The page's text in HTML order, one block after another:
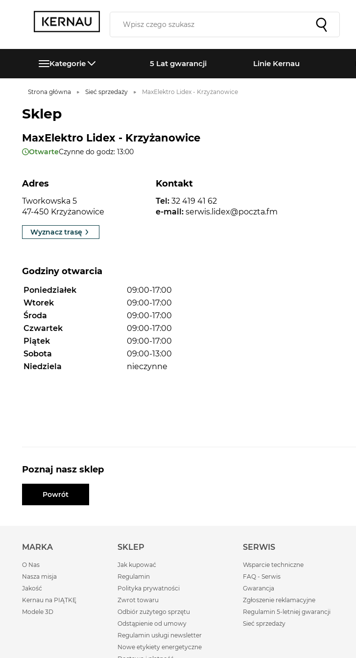
Kategorie 5 Lat gwarancji Linie Kernau
Strona główna Sieć sprzedaży MaxElektro Lidex - Krzyżanowice
Sklep
MaxElektro Lidex - Krzyżanowice
OtwarteCzynne do godz: 13:00
Adres
Tworkowska 5
47-450 Krzyżanowice
Wyznacz trasę
Kontakt
Tel: 32 419 41 62
e-mail: serwis.lidex@poczta.fm
Godziny otwarcia
Poniedziałek
09:00-17:00
Wtorek
09:00-17:00
Środa
09:00-17:00
Czwartek
09:00-17:00
Piątek
09:00-17:00
Sobota
09:00-13:00
Niedziela
nieczynne
Poznaj nasz sklep
Powrót
MARKA
O Nas
Nasza misja
Jakość
Kernau na PIĄTKĘ
Modele 3D
SKLEP
Jak kupować
Regulamin
Polityka prywatności
Zwrot towaru
Odbiór zużytego sprzętu
Odstąpienie od umowy
Regulamin usługi newsletter
Nowe etykiety energetyczne
SERWIS
Wsparcie techniczne
FAQ - Serwis
Gwarancja
Zgłoszenie reklamacyjne
Regulamin 5-letniej gwarancji
Sieć sprzedaży